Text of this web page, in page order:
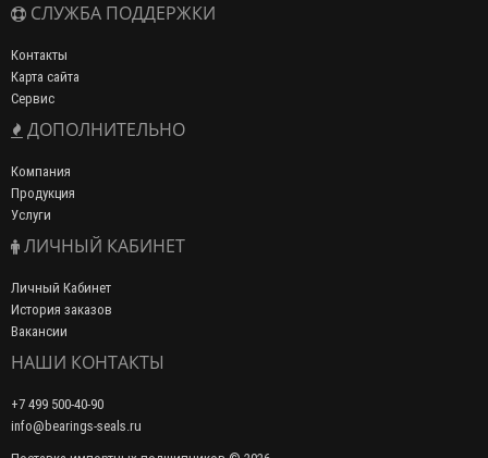
СЛУЖБА ПОДДЕРЖКИ
Контакты
Карта сайта
Сервис
ДОПОЛНИТЕЛЬНО
Компания
Продукция
Услуги
ЛИЧНЫЙ КАБИНЕТ
Личный Кабинет
История заказов
Вакансии
НАШИ КОНТАКТЫ
+7 499 500-40-90
info@bearings-seals.ru